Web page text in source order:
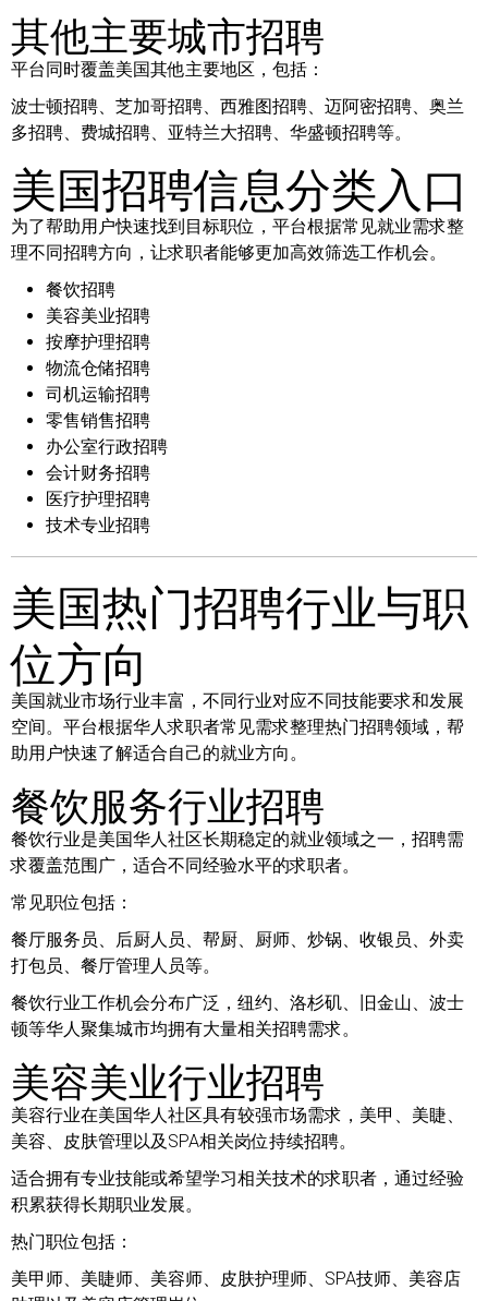
其他主要城市招聘
平台同时覆盖美国其他主要地区，包括：
波士顿招聘、芝加哥招聘、西雅图招聘、迈阿密招聘、奥兰
多招聘、费城招聘、亚特兰大招聘、华盛顿招聘等。
美国招聘信息分类入口
为了帮助用户快速找到目标职位，平台根据常见就业需求整
理不同招聘方向，让求职者能够更加高效筛选工作机会。
餐饮招聘
美容美业招聘
按摩护理招聘
物流仓储招聘
司机运输招聘
零售销售招聘
办公室行政招聘
会计财务招聘
医疗护理招聘
技术专业招聘
美国热门招聘行业与职
位方向
美国就业市场行业丰富，不同行业对应不同技能要求和发展
空间。平台根据华人求职者常见需求整理热门招聘领域，帮
助用户快速了解适合自己的就业方向。
餐饮服务行业招聘
餐饮行业是美国华人社区长期稳定的就业领域之一，招聘需
求覆盖范围广，适合不同经验水平的求职者。
常见职位包括：
餐厅服务员、后厨人员、帮厨、厨师、炒锅、收银员、外卖
打包员、餐厅管理人员等。
餐饮行业工作机会分布广泛，纽约、洛杉矶、旧金山、波士
顿等华人聚集城市均拥有大量相关招聘需求。
美容美业行业招聘
美容行业在美国华人社区具有较强市场需求，美甲、美睫、
美容、皮肤管理以及SPA相关岗位持续招聘。
适合拥有专业技能或希望学习相关技术的求职者，通过经验
积累获得长期职业发展。
热门职位包括：
美甲师、美睫师、美容师、皮肤护理师、SPA技师、美容店